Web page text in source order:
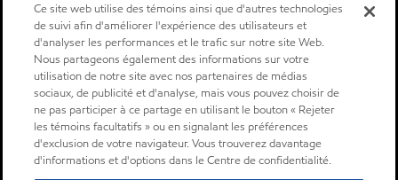
Ce site web utilise des témoins ainsi que d'autres technologies
de suivi afin d'améliorer l'expérience des utilisateurs et
d'analyser les performances et le trafic sur notre site Web.
Nous partageons également des informations sur votre
utilisation de notre site avec nos partenaires de médias
sociaux, de publicité et d'analyse, mais vous pouvez choisir de
ne pas participer à ce partage en utilisant le bouton « Rejeter
les témoins facultatifs » ou en signalant les préférences
d'exclusion de votre navigateur. Vous trouverez davantage
d'informations et d'options dans le Centre de confidentialité.